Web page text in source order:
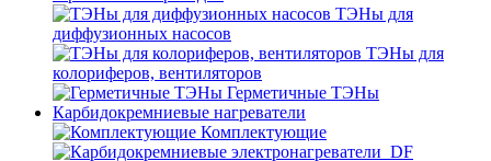
ТЭНы для
диффузионных насосов
ТЭНы для
колориферов, вентиляторов
Герметичные ТЭНы
Карбидокремниевые нагреватели
Комплектующие